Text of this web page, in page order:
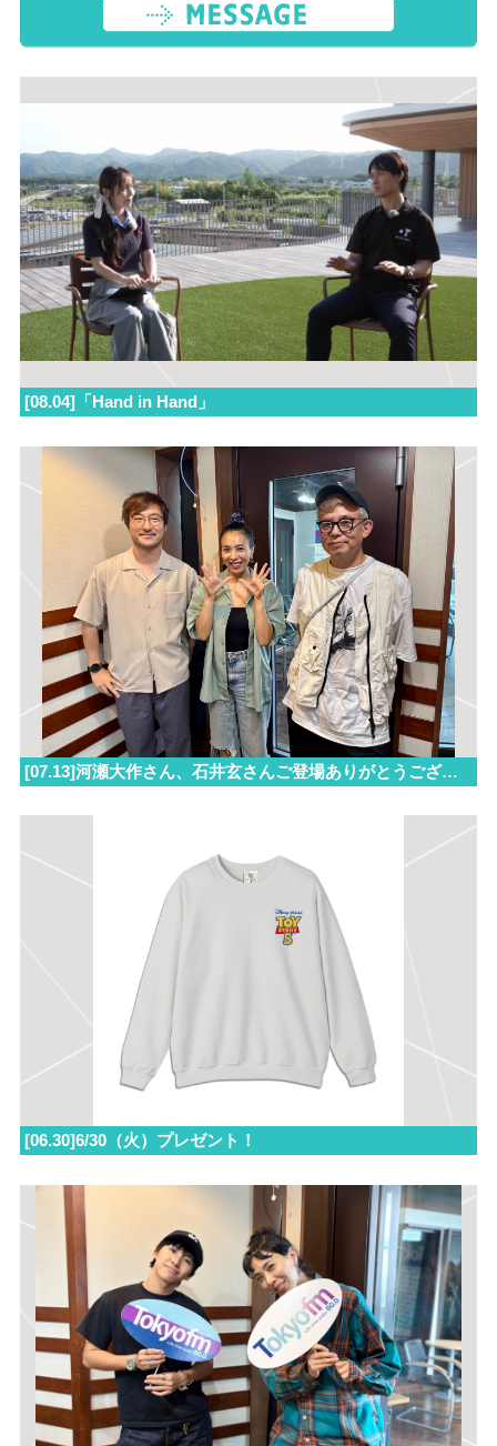
[08.04]「Hand in Hand」
[07.13]河瀬大作さん、石井玄さんご登場ありがとうございました！
[06.30]6/30（火）プレゼント！